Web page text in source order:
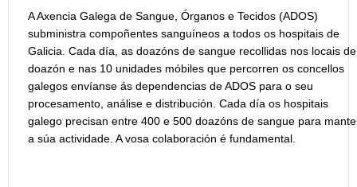
A Axencia Galega de Sangue, Órganos e Tecidos (ADOS)
subministra compoñentes sanguíneos a todos os hospitais de
Galicia. Cada día, as doazóns de sangue recollidas nos locais de
doazón e nas 10 unidades móbiles que percorren os concellos
galegos envíanse ás dependencias de ADOS para o seu
procesamento, análise e distribución. Cada día os hospitais
galego precisan entre 400 e 500 doazóns de sangue para
a súa actividade. A vosa colaboración é fundamental.